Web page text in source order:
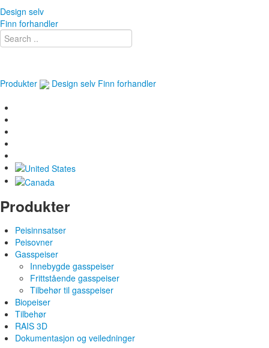
Design selv
Finn forhandler
Produkter Design selv Finn forhandler
Produkter
Peisinnsatser
Peisovner
Gasspeiser
Innebygde gasspeiser
Frittstående gasspeiser
Tilbehør til gasspeiser
Biopeiser
Tilbehør
RAIS 3D
Dokumentasjon og veiledninger